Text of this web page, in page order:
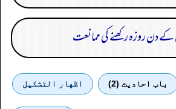
دن روزہ رکھنے کی ممانعت
باب احادیث (2) اظهار التشكيل